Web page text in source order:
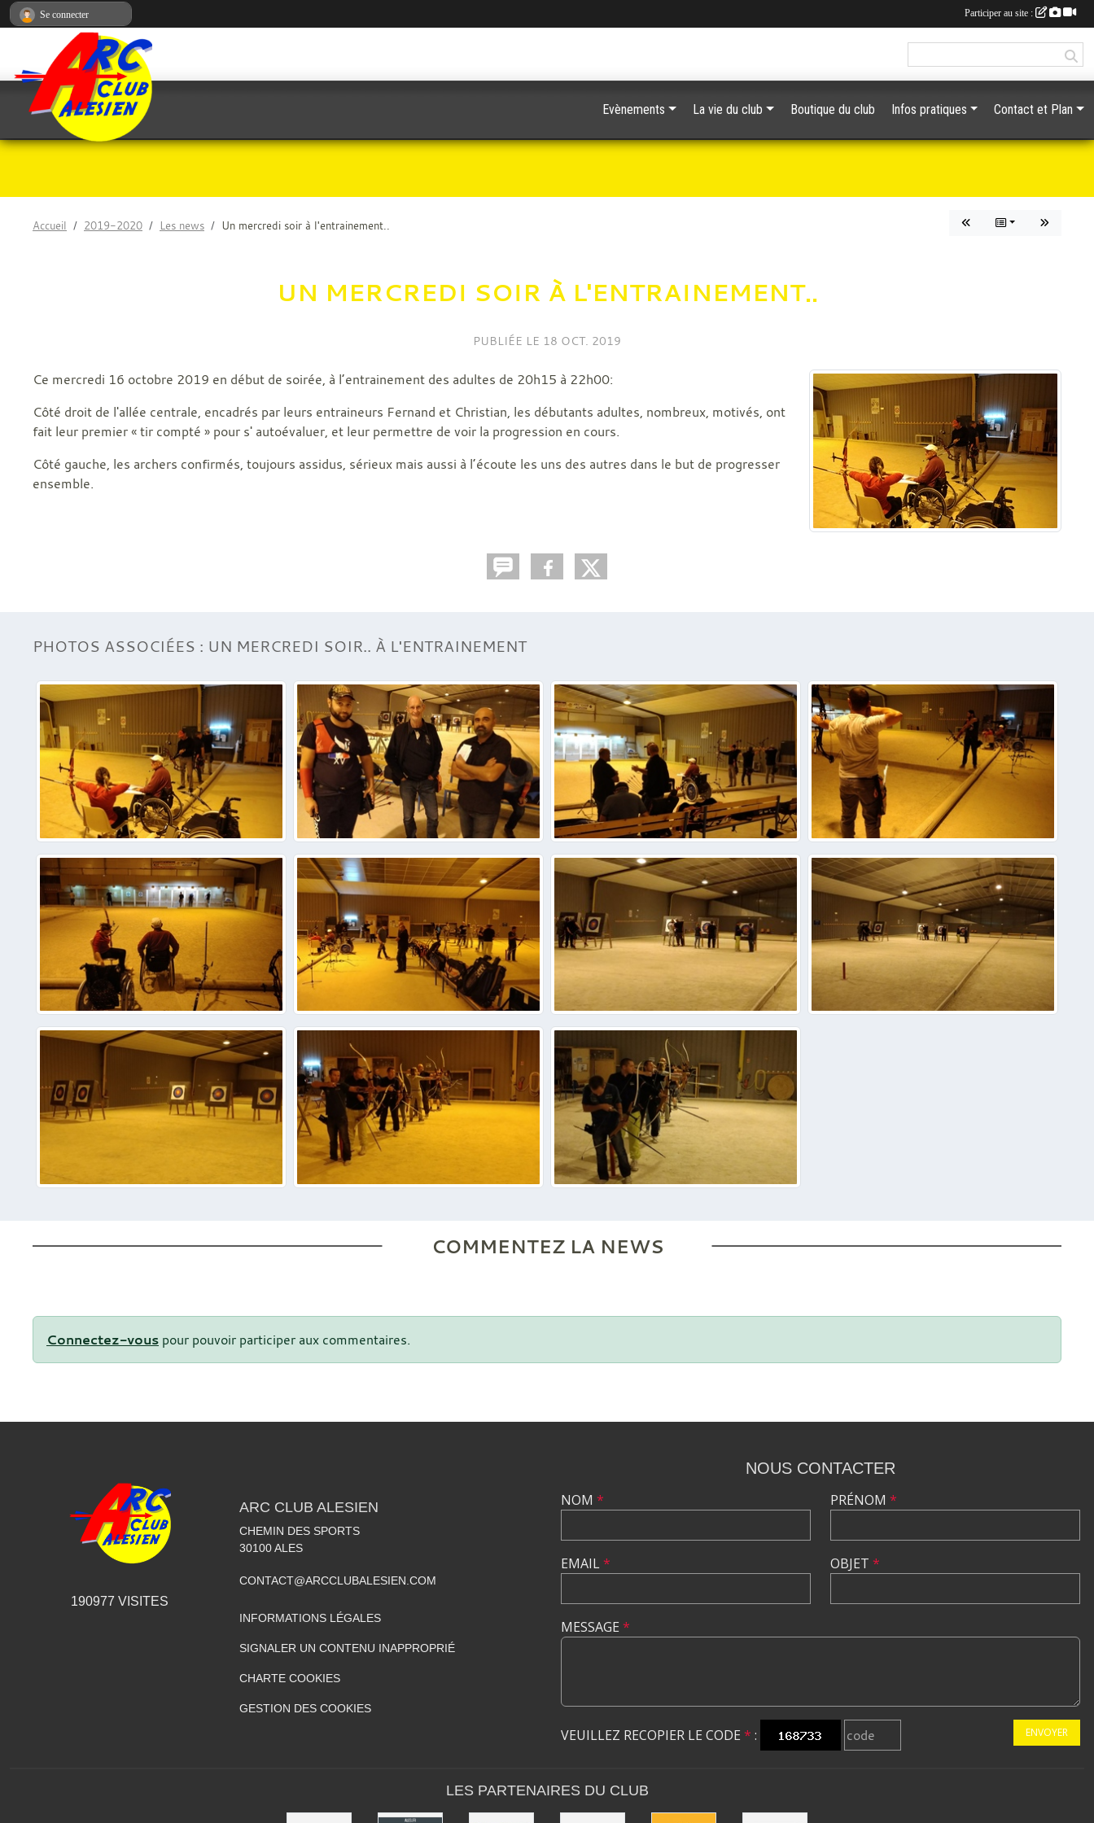
Accueil 2019-2020 Les news Un mercredi soir à l'entrainement..
UN MERCREDI SOIR À L'ENTRAINEMENT..
PUBLIÉE LE 18 OCT. 2019
Ce mercredi 16 octobre 2019 en début de soirée, à l’entrainement des adultes de 20h15 à 22h00:
Côté droit de l'allée centrale, encadrés par leurs entraineurs Fernand et Christian, les débutants adultes, nombreux, motivés, ont
fait leur premier « tir compté » pour s' autoévaluer, et leur permettre de voir la progression en cours.
Côté gauche, les archers confirmés, toujours assidus, sérieux mais aussi à l’écoute les uns des autres dans le but de progresser
ensemble.
PHOTOS ASSOCIÉES : UN MERCREDI SOIR.. À L'ENTRAINEMENT
COMMENTEZ LA NEWS
Connectez-vous pour pouvoir participer aux commentaires.
Evènements La vie du club Boutique du club Infos pratiques Contact et Plan
190977 VISITES
ARC CLUB ALESIEN
CHEMIN DES SPORTS
30100ALES
CONTACT@ARCCLUBALESIEN.COM
INFORMATIONS LÉGALES
SIGNALER UN CONTENU INAPPROPRIÉ
CHARTE COOKIES
GESTION DES COOKIES
NOUS CONTACTER
NOM *
EMAIL*
PRÉNOM *
OBJET *
MESSAGE *
VEUILLEZ RECOPIER LE CODE * : ENVOYER
LES PARTENAIRES DU CLUB
Se connecter Participer au site :
Panneau de gestion des cookies